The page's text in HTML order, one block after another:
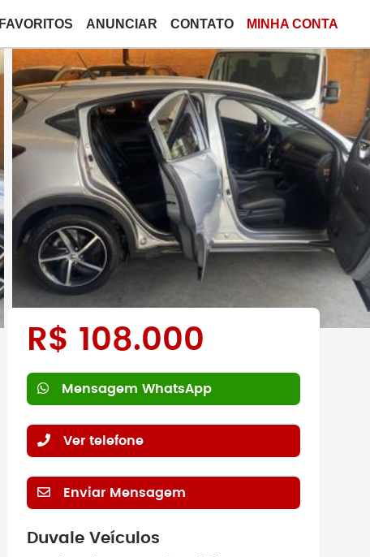
FAVORITOS ANUNCIAR CONTATO MINHA CONTA
R$ 108.000
Mensagem WhatsApp
Ver telefone
Enviar Mensagem
Duvale Veículos